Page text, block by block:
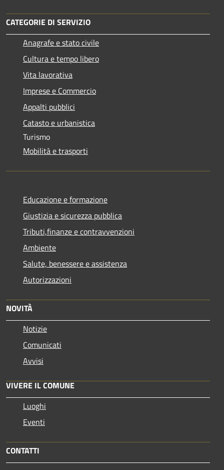
CATEGORIE DI SERVIZIO
Anagrafe e stato civile
Cultura e tempo libero
Vita lavorativa
Imprese e Commercio
Appalti pubblici
Catasto e urbanistica
Turismo
Mobilità e trasporti
Educazione e formazione
Giustizia e sicurezza pubblica
Tributi,finanze e contravvenzioni
Ambiente
Salute, benessere e assistenza
Autorizzazioni
NOVITÀ
Notizie
Comunicati
Avvisi
VIVERE IL COMUNE
Luoghi
Eventi
CONTATTI